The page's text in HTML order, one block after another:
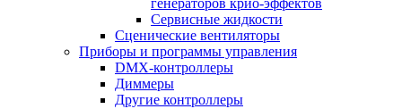
генераторов крио-эффектов
Сервисные жидкости
Сценические вентиляторы
Приборы и программы управления
DMX-контроллеры
Диммеры
Другие контроллеры